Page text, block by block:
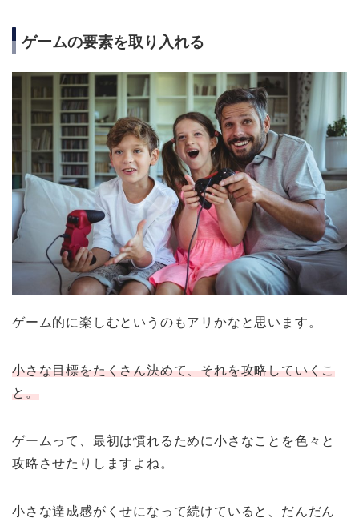
ゲームの要素を取り入れる
ゲーム的に楽しむというのもアリかなと思います。
小さな目標をたくさん決めて、それを攻略していくこ
と。
ゲームって、最初は慣れるために小さなことを色々と
攻略させたりしますよね。
小さな達成感がくせになって続けていると、だんだん